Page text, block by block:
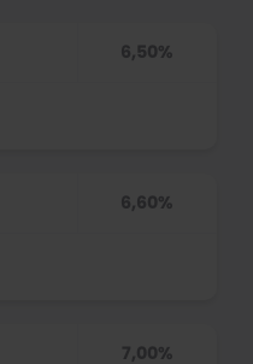
6,50%
6,60%
7,00%